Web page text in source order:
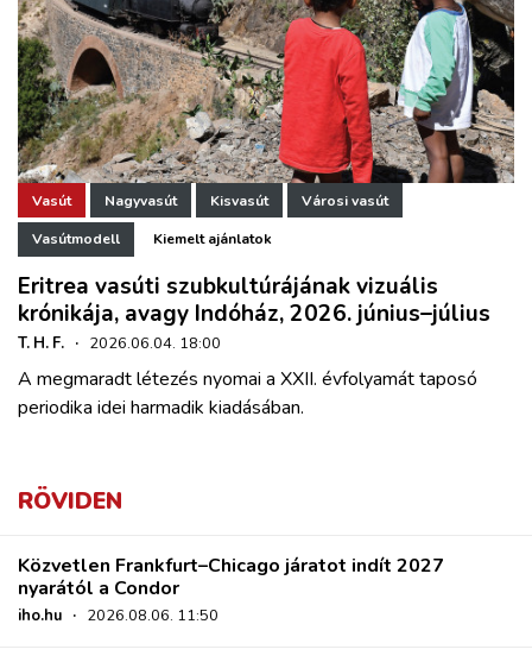
Vasút Nagyvasút Kisvasút Városi vasút
Vasútmodell Kiemelt ajánlatok
Eritrea vasúti szubkultúrájának vizuális
krónikája, avagy Indóház, 2026. június–július
T. H. F. · 2026.06.04. 18:00
A megmaradt létezés nyomai a XXII. évfolyamát taposó
periodika idei harmadik kiadásában.
RÖVIDEN
Közvetlen Frankfurt–Chicago járatot indít 2027
nyarától a Condor
iho.hu · 2026.08.06. 11:50